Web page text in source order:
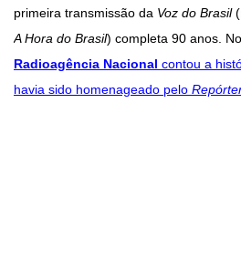
primeira transmissão da Voz do Brasil
A Hora do Brasil) completa 90 anos.
Radioagência Nacional contou a
havia sido homenageado pelo